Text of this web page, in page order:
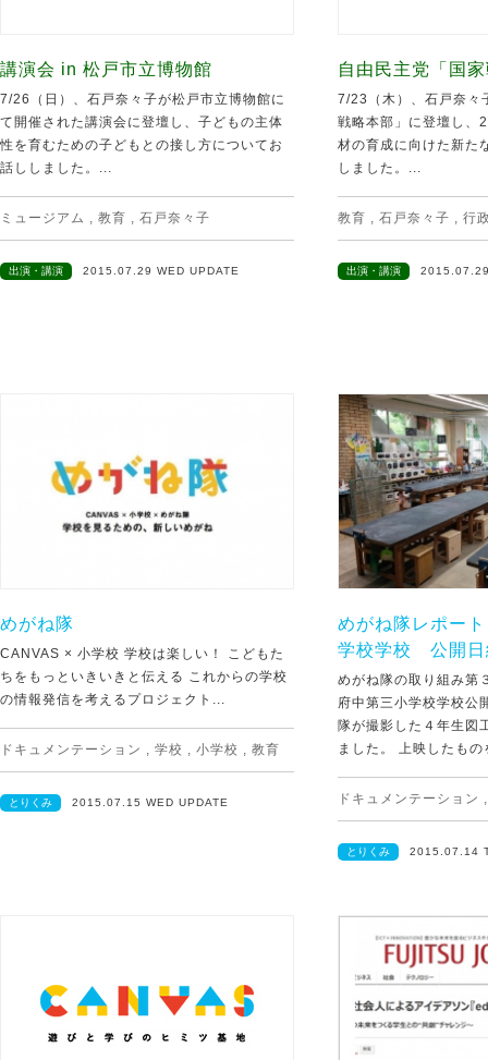
講演会 in 松戸市立博物館
7/26（日）、石戸奈々子が松戸市立博物館に
て開催された講演会に登壇し、子どもの主体
性を育むための子どもとの接し方についてお
話ししました。...
ミュージアム , 教育 , 石戸奈々子
出演・講演 2015.07.29 WED UPDATE
自由民主党「国
7/23（木）、石戸奈々
戦略本部」に登壇し、
材の育成に向けた新た
しました。...
教育 , 石戸奈々子 , 行
出演・講演
めがね隊
CANVAS × 小学校 学校は楽しい！ こどもた
ちをもっといきいきと伝える これからの学校
の情報発信を考えるプロジェクト...
ドキュメンテーション , 学校 , 小学校 , 教育
とりくみ 2015.07.15 WED UPDATE
めがね隊レポー
学校学校 公開日
めがね隊の取り組み第
府中第三小学校学校公
隊が撮影した４年生図
ました。 上映したもの
ドキュメンテーション
とりくみ 2015.07.14